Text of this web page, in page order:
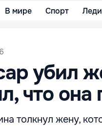
В мире Спорт Леди
убил
что она
толкнул жену,